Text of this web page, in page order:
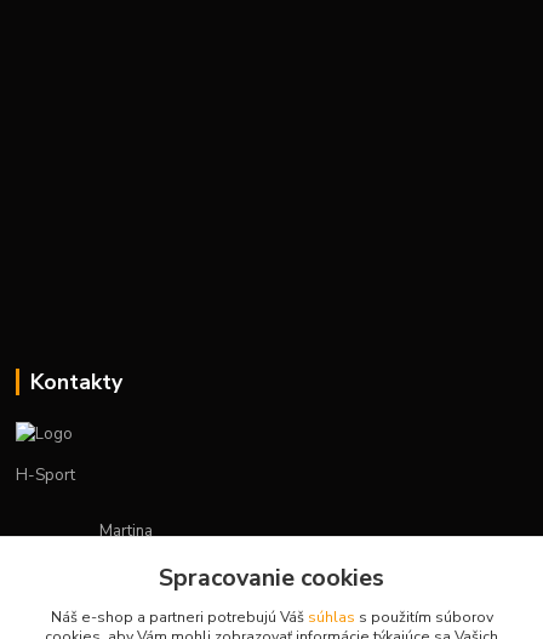
Kontakty
H-Sport
Martina
(Po-Pia, 7-15 hod.)
obchod.hsport@gmail.com
Spracovanie cookies
Náš e-shop a partneri potrebujú Váš súhlas s použitím súborov